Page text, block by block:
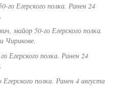
го Егерского полка. Ранен 24
майор 50-го Егерского полка.
Чирикове.
Егерского полка. Ранен 24
полка. Ранен 4 августа